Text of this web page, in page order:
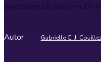
Spieldauer18 Stunden 25
Autor Gabrielle C. J.